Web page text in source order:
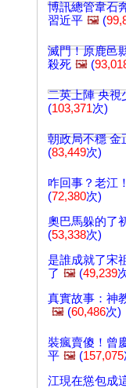
博訊總管韋石
習近平 🖼️ (
滅門！原鹿邑
殺死 🖼️ (
二英上陣 央視
(103,371次)
朝政局不穩 金
(83,449次)
咋回事？老江
(72,380次)
奧巴馬躲的了
(53,338次)
是誰成就了宋
了 🖼️ (49,239
真實故事：神
🖼️ (60,486次)
裝瘋賣傻！曾
平 🖼️ (157,075
江現在慫包成